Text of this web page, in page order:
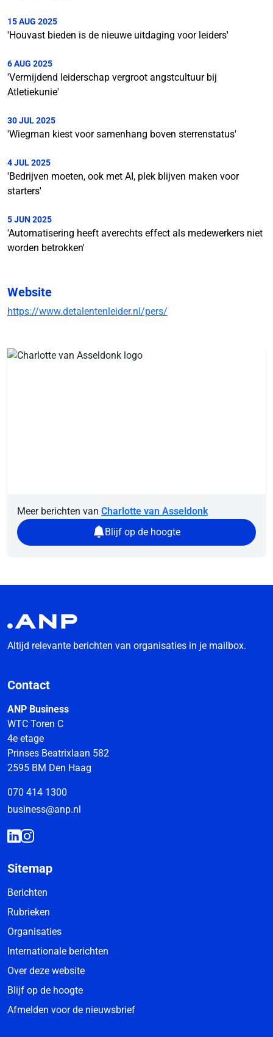
15 AUG 2025
'Houvast bieden is de nieuwe uitdaging voor leiders'
6 AUG 2025
'Vermijdend leiderschap vergroot angstcultuur bij
Atletiekunie'
30 JUL 2025
'Wiegman kiest voor samenhang boven sterrenstatus'
4 JUL 2025
'Bedrijven moeten, ook met AI, plek blijven maken voor
starters'
5 JUN 2025
'Automatisering heeft averechts effect als medewerkers niet
worden betrokken'
Website
https://www.detalentenleider.nl/pers/
Meer berichten van Charlotte van Asseldonk
Blijf op de hoogte
Altijd relevante berichten van organisaties in je mailbox.
Contact
ANP Business
WTC Toren C
4e etage
Prinses Beatrixlaan 582
2595 BM Den Haag
070 414 1300
business@anp.nl
Sitemap
Berichten
Rubrieken
Organisaties
Internationale berichten
Over deze website
Blijf op de hoogte
Afmelden voor de nieuwsbrief